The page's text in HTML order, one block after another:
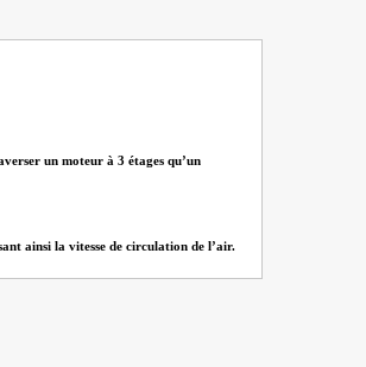
un moteur à 3 étages qu’un
ainsi la vitesse de circulation de l’air.